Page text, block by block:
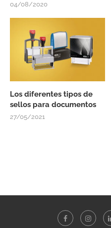
04/08/2020
Los diferentes tipos de
sellos para documentos
27/05/2021